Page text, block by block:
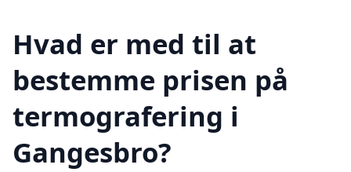
Hvad er med til at
bestemme prisen på
termografering i
Gangesbro?